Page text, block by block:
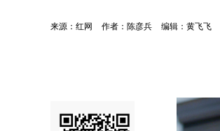
来源：红网 作者：陈彦兵 编辑：黄飞飞